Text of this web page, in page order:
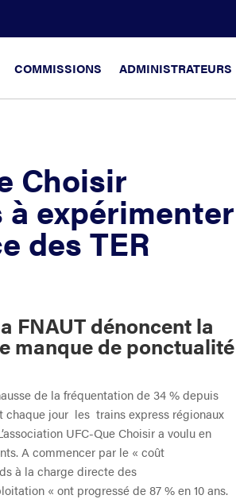
COMMISSIONS ADMINISTRATEURS
Choisir
expérimenter
des TER
FNAUT dénoncent la
manque de ponctualité
de la fréquentation de 34 % depuis
chaque jour les trains express régionaux
UFC-Que Choisir a voulu en
A commencer par le « coût
à la charge directe des
« ont progressé de 87 % en 10 ans.